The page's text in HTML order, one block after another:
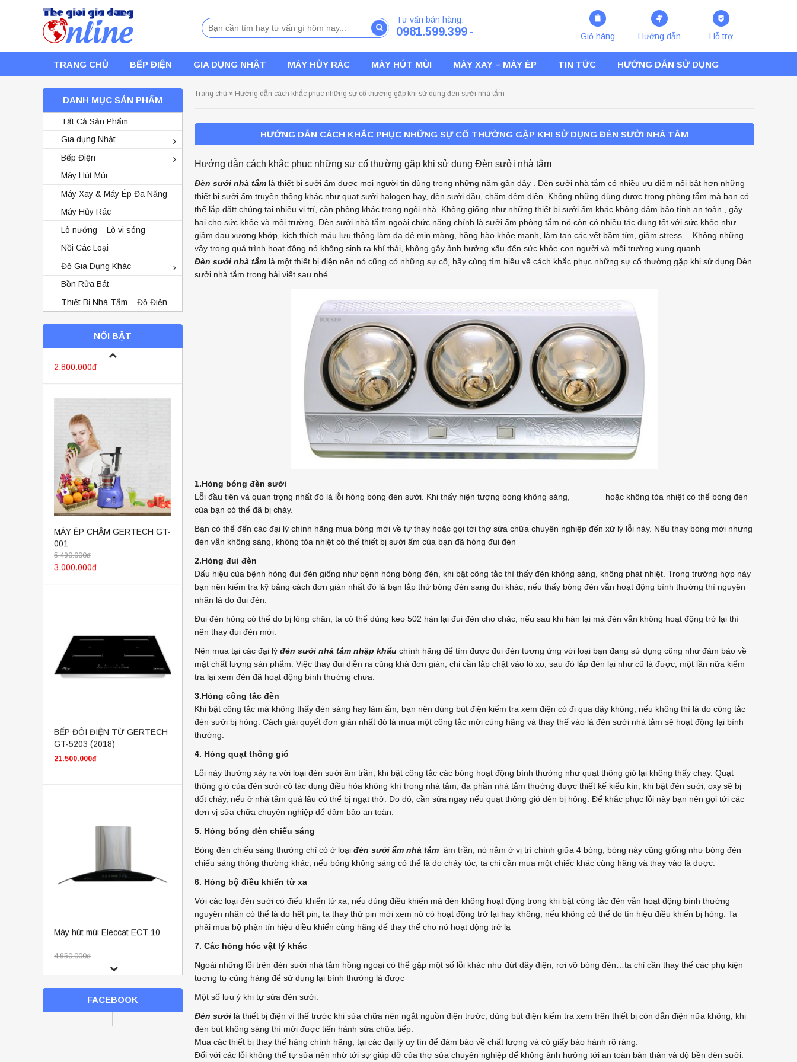
Tư vấn bán hàng:
0981.599.399 - Giỏ hàng Hướng dẫn Hỗ trợ
TRANG CHỦ BẾP ĐIỆN GIA DỤNG NHẬT MÁY HỦY RÁC MÁY HÚT MÙI MÁY XAY – MÁY ÉP TIN TỨC HƯỚNG DẪN SỬ DỤNG
Trang chủ » Hướng dẫn cách khắc phục những sự cố thường gặp khi sử dụng đèn sưởi nhà tắm
HƯỚNG DẪN CÁCH KHẮC PHỤC NHỮNG SỰ CỐ THƯỜNG GẶP KHI SỬ DỤNG ĐÈN SƯỞI NHÀ TẮM
Hướng dẫn cách khắc phục những sự cố thường gặp khi sử dụng Đèn sưởi nhà tắm
Đèn sưởi nhà tắm là thiết bị sưởi ấm được mọi người tin dùng trong những năm gần đây . Đèn sưởi nhà tắm có nhiều ưu điêm nổi bật hơn những
thiết bị sưởi ấm truyền thống khác như quạt sưởi halogen hay, đèn sưởi dầu, chăm đệm điện. Không những dùng đươc trong phòng tắm mà bạn có
thể lắp đặtt chúng tại nhiều vị trí, căn phòng khác trong ngôi nhà. Không giống như những thiết bị sưởi ấm khác không đảm bảo tính an toàn , gây
hai cho sức khỏe và môi trường, Đèn sưởi nhà tắm ngoài chức năng chính là sưởi ấm phòng tắm nó còn có nhiều tác dụng tốt với sức khỏe như
giảm đau xương khớp, kich thích máu lưu thông làm da dẻ mịn màng, hồng hào khỏe mạnh, làm tan các vết bầm tím, giảm stress… Không những
vậy trong quá trình hoạt động nó không sinh ra khí thải, không gây ảnh hưởng xấu đến sức khỏe con người và môi trường xung quanh.
Đèn sưởi nhà tắm là một thiết bị điện nên nó cũng có những sự cố, hãy cùng tìm hiều về cách khắc phục những sự cố thường gặp khi sử dụng Đèn
sưởi nhà tắm trong bài viết sau nhé
1.Hỏng bóng đèn sưởi
Lỗi đầu tiên và quan trọng nhất đó là lỗi hỏng bóng đèn sưởi. Khi thấy hiện tượng bóng không sáng, hoặc không tỏa nhiệt có thể bóng đèn
của bạn có thể đã bị cháy.
Bạn có thể đến các đại lý chính hãng mua bóng mới về tự thay hoặc gọi tới thợ sửa chữa chuyên nghiệp đến xử lý lỗi này. Nếu thay bóng mới nhưng
đèn vẫn không sáng, không tỏa nhiệt có thể thiết bị sưởi ấm của bạn đã hỏng đui đèn
2.Hỏng đui đèn
Dấu hiệu của bệnh hỏng đui đèn giống như bệnh hỏng bóng đèn, khi bật công tắc thì thấy đèn không sáng, không phát nhiệt. Trong trường hợp này
bạn nên kiểm tra kỹ bằng cách đơn giản nhất đó là bạn lắp thử bóng đèn sang đui khác, nếu thấy bóng đèn vẫn hoạt động bình thường thì nguyên
nhân là do đui đèn.
Đui đèn hỏng có thể do bị lỏng chân, ta có thể dùng keo 502 hàn lại đui đèn cho chăc, nếu sau khi hàn lại mà đèn vẫn không hoạt động trở lại thì
nên thay đui đèn mới.
Nên mua tại các đại lý đèn sưởi nhà tắm nhập khẩu chính hãng để tìm được đui đèn tương ứng với loại bạn đang sử dụng cũng như đảm bảo về
mặt chất lượng sản phẩm. Việc thay đui diễn ra cũng khá đơn giản, chỉ cần lắp chặt vào lò xo, sau đó lắp đèn lại như cũ là được, một lần nữa kiểm
tra lại xem đèn đã hoạt động bình thường chưa.
3.Hỏng công tắc đèn
Khi bật công tắc mà không thấy đèn sáng hay làm ấm, bạn nên dùng bút điện kiểm tra xem điện có đi qua dây không, nếu không thì là do công tắc
đèn sưởi bị hỏng. Cách giải quyết đơn giản nhất đó là mua một công tắc mới cùng hãng và thay thế vào là đèn sưởi nhà tắm sẽ hoạt động lại bình
thường.
4. Hỏng quạt thông gió
Lỗi này thường xảy ra với loại đèn sưởi âm trần, khi bật công tắc các bóng hoạt động bình thường như quạt thông gió lại không thấy chạy. Quạt
thông gió của đèn sưởi có tác dụng điều hòa không khí trong nhà tắm, đa phần nhà tắm thường được thiết kế kiểu kín, khi bật đèn sưởi, oxy sẽ bị
đốt cháy, nếu ở nhà tắm quá lâu có thể bị ngạt thở. Do đó, cần sửa ngay nếu quạt thông gió đèn bị hỏng. Để khắc phục lỗi này bạn nên gọi tới các
đơn vị sửa chữa chuyên nghiệp để đảm bảo an toàn.
5. Hỏng bóng đèn chiếu sáng
Bóng đèn chiếu sáng thường chỉ có ở loại đèn sưởi ấm nhà tắm âm trần, nó nằm ở vị trí chính giữa 4 bóng, bóng này cũng giống như bóng đèn
chiếu sáng thông thường khác, nếu bóng không sáng có thể là do cháy tóc, ta chỉ cần mua một chiếc khác cùng hãng và thay vào là được.
6. Hỏng bộ điều khiển từ xa
Với các loại đèn sưởi có điểu khiển từ xa, nếu dùng điều khiển mà đèn không hoạt động trong khi bật công tắc đèn vẫn hoạt động bình thường
nguyên nhân có thể là do hết pin, ta thay thử pin mới xem nó có hoạt động trở lại hay không, nếu không có thể do tín hiệu điều khiển bị hỏng. Ta
phải mua bộ phận tín hiệu điều khiển cùng hãng để thay thế cho nó hoạt động trở lạ
7. Các hỏng hóc vật lý khác
Ngoài những lỗi trên đèn sưởi nhà tắm hồng ngoại có thể gặp một số lỗi khác như đứt dây điện, rơi vỡ bóng đèn…ta chỉ cần thay thế các phụ kiện
tương tự cùng hàng để sử dụng lại bình thường là được
Một số lưu ý khi tự sửa đèn sưởi:
Đèn sưởi là thiết bị điện vì thế trước khi sửa chữa nên ngắt nguồn điện trước, dùng bút điện kiểm tra xem trên thiết bị còn dẫn điện nữa không, khi
đèn bút không sáng thì mới được tiến hành sửa chữa tiếp.
Mua các thiết bị thay thế hàng chính hãng, tại các đại lý uy tín để đảm bảo về chất lượng và có giấy bảo hành rõ ràng.
Đối với các lỗi không thể tự sửa nên nhờ tới sự giúp đỡ của thợ sửa chuyên nghiệp để không ảnh hưởng tới an toàn bản thân và độ bền đèn sưởi.
DANH MỤC SẢN PHẨM
Tất Cả Sản Phẩm
Gia dụng Nhật
Bếp Điện
Máy Hút Mùi
Máy Xay & Máy Ép Đa Năng
Máy Hủy Rác
Lò nướng – Lò vi sóng
Nồi Các Loại
Đồ Gia Dụng Khác
Bồn Rửa Bát
Thiết Bị Nhà Tắm – Đồ Điện
NỔI BẬT
Máy Ép Hoa Quả Tốc Độ
Chậm GT-J203
8.500.000đ
6.500.000đ
Máy Nấu Sữa Hạt Homecook
MÁY ÉP CHẬM GERTECH GT-
5.490.000đ
3.000.000đ
21.500.000đ
4.950.000đ
FACEBOOK